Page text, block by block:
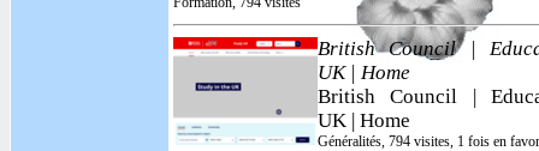
British Council |
UK | Home
British Council |
UK | Home
Généralités, 794 visites, 1 fois en